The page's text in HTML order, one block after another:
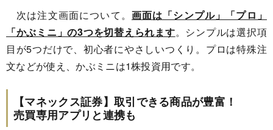
次は注文画面について。 画面は「シンプル」「プロ」
「かぶミニ」の3つを切替えられます。シンプルは選択項
目が5つだけで、初心者にやさしいつくり。プロは特殊注
文などが使え、かぶミニは1株投資用です。
【マネックス証券】取引できる商品が豊富！
売買専用アプリと連携も